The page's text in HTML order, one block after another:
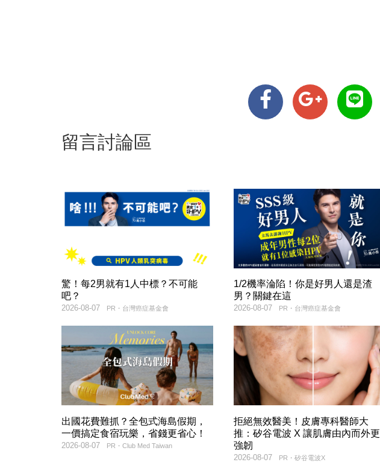
留言討論區
驚！每2男就有1人中標？不可能
吧？
PR・台灣癌症基金會
2026-08-07
1/2機率淪陷！你是好男人還是渣
男？關鍵在這
PR・台灣癌症基金會
2026-08-07
出國花費難抓？全包式海島假期，
一價搞定食宿玩樂，省錢更省心！
PR・Club Med Taiwan
2026-08-07
拒絕無效醫美！皮膚專科醫師大
推：矽谷電波 X 讓肌膚由內而外更
強韌
PR・矽谷電波X
2026-08-07